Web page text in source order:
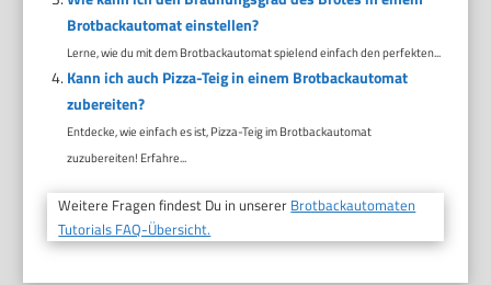
Brotbackautomat einstellen?
Lerne, wie du mit dem Brotbackautomat spielend einfach den perfekten...
Kann ich auch Pizza-Teig in einem Brotbackautomat
zubereiten?
Entdecke, wie einfach es ist, Pizza-Teig im Brotbackautomat
zuzubereiten! Erfahre...
Weitere Fragen findest Du in unserer Brotbackautomaten
Tutorials FAQ-Übersicht.